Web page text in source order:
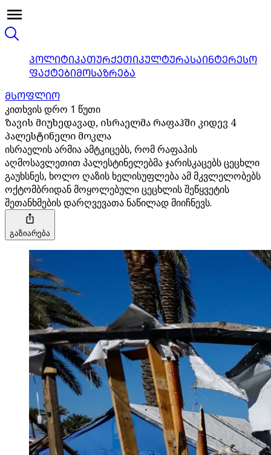
ᲞᲝᲚᲘᲢᲘᲙᲐᲗᲣᲠᲥᲔᲗᲘᲙᲣᲚᲢᲣᲠᲐᲡᲐᲘᲜᲢᲔᲠᲔᲡᲝ
ᲤᲐᲥᲢᲔᲑᲘᲛᲝᲡᲐᲖᲠᲔᲑᲐ
ᲛᲡᲝᲤᲚᲘᲝ
კითხვის დრო 1 წუთი
ზავის მიუხედავად, ისრაელმა რაფაჰში კიდევ 4
პალესტინელი მოკლა
ისრაელის არმია ამტკიცებს, რომ რაფაჰის
აღმოსავლეთით პალესტინელებმა ჯარისკაცებს ცეცხლი
გაუხსნეს, ხოლო ღაზის ხელისუფლება ამ მკვლელობებს
ოქტომბრიდან მოყოლებული ცეცხლის შეწყვეტის
შეთანხმების დარღვევათა ნაწილად მიიჩნევს.
გაზიარება